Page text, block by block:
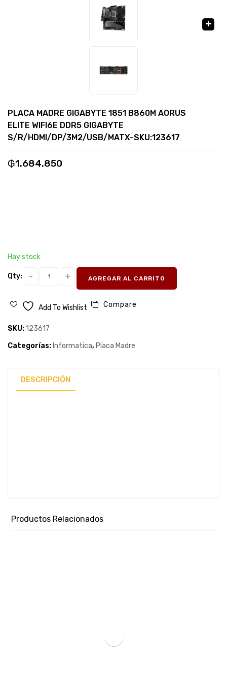
PLACA MADRE GIGABYTE 1851 B860M AORUS
ELITE WIFI6E DDR5 GIGABYTE
S/R/HDMI/DP/3M2/USB/MATX-SKU:123617
₲1.684.850
Hay stock
Qty: AGREGAR AL CARRITO
Add To Wishlist Compare
SKU:123617
Categorías: Informatica, Placa Madre
DESCRIPCIÓN
Productos Relacionados